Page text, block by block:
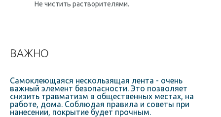
Не чистить растворителями.
ВАЖНО
Самоклеющаяся нескользящая лента - очень
важный элемент безопасности. Это позволяет
снизить травматизм в общественных местах, на
работе, дома. Соблюдая правила и советы при
нанесении, покрытие будет прочным.